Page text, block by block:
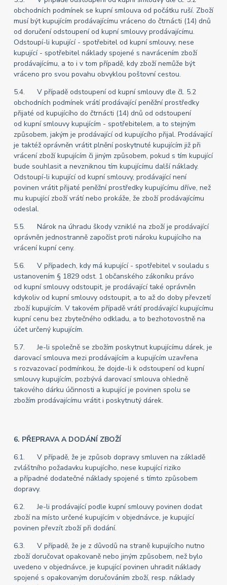
obchodních podmínek se kupní smlouva od počátku ruší. Zboží
musí být kupujícím prodávajícímu vráceno do čtrnácti (14) dnů
od doručení odstoupení od kupní smlouvy prodávajícímu.
Odstoupí-li kupující - spotřebitel od kupní smlouvy, nese
kupující - spotřebitel náklady spojené s navrácením zboží
prodávajícímu, a to i v tom případě, kdy zboží nemůže být
vráceno pro svou povahu obvyklou poštovní cestou.
5.4. V případě odstoupení od kupní smlouvy dle čl. 5.2
obchodních podmínek vrátí prodávající peněžní prostředky
přijaté od kupujícího do čtrnácti (14) dnů od odstoupení
od kupní smlouvy kupujícím - spotřebitelem, a to stejným
způsobem, jakým je prodávající od kupujícího přijal. Prodávající
je taktéž oprávněn vrátit plnění poskytnuté kupujícím již při
vrácení zboží kupujícím či jiným způsobem, pokud s tím kupující
bude souhlasit a nevzniknou tím kupujícímu další náklady.
Odstoupí-li kupující od kupní smlouvy, prodávající není
povinen vrátit přijaté peněžní prostředky kupujícímu dříve, než
mu kupující zboží vrátí nebo prokáže, že zboží prodávajícímu
odeslal.
5.5. Nárok na úhradu škody vzniklé na zboží je prodávající
oprávněn jednostranně započíst proti nároku kupujícího na
vrácení kupní ceny.
5.6. V případech, kdy má kupující - spotřebitel v souladu s
ustanovením § 1829 odst. 1 občanského zákoníku právo
od kupní smlouvy odstoupit, je prodávající také oprávněn
kdykoliv od kupní smlouvy odstoupit, a to až do doby převzetí
zboží kupujícím. V takovém případě vrátí prodávající kupujícímu
kupní cenu bez zbytečného odkladu, a to bezhotovostně na
účet určený kupujícím.
5.7. Je-li společně se zbožím poskytnut kupujícímu dárek, je
darovací smlouva mezi prodávajícím a kupujícím uzavřena
s rozvazovací podmínkou, že dojde-li k odstoupení od kupní
smlouvy kupujícím, pozbývá darovací smlouva ohledně
takového dárku účinnosti a kupující je povinen spolu se
zbožím prodávajícímu vrátit i poskytnutý dárek.
6. PŘEPRAVA A DODÁNÍ ZBOŽÍ
6.1. V případě, že je způsob dopravy smluven na základě
zvláštního požadavku kupujícího, nese kupující riziko
a případné dodatečné náklady spojené s tímto způsobem
dopravy.
6.2. Je-li prodávající podle kupní smlouvy povinen dodat
zboží na místo určené kupujícím v objednávce, je kupující
povinen převzít zboží při dodání.
6.3. V případě, že je z důvodů na straně kupujícího nutno
zboží doručovat opakovaně nebo jiným způsobem, než bylo
uvedeno v objednávce, je kupující povinen uhradit náklady
spojené s opakovaným doručováním zboží, resp. náklady